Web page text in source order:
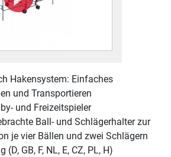
Hakensystem: Einfaches
und Transportieren
und Freizeitspieler
Ball- und Schlägerhalter zur
je vier Bällen und zwei Schlägern
GB, F, NL, E, CZ, PL, H)